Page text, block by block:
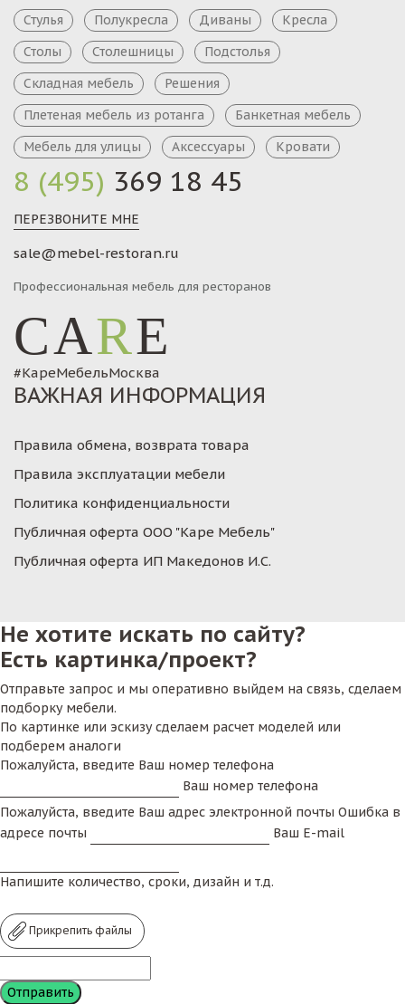
8 (495) 369 18 45
ПЕРЕЗВОНИТЕ МНЕ
sale@mebel-restoran.ru
Профессиональная мебель для ресторанов
CARE
#КареМебельМосква
Стулья Полукресла Диваны
Кресла
Столы
Столешницы
Подстолья
Складная мебель
Решения
Плетеная мебель из ротанга
Банкетная мебель
Мебель для улицы
Аксессуары Кровати
ВАЖНАЯ ИНФОРМАЦИЯ
Правила обмена, возврата товара
Правила эксплуатации мебели
Политика конфиденциальности
Публичная оферта ООО "Каре Мебель"
Публичная оферта ИП Македонов И.С.
Не хотите искать по сайту?
Есть картинка/проект?
Отправьте запрос и мы оперативно выйдем на связь, сделаем
подборку мебели.
По картинке или эскизу сделаем расчет моделей или
подберем аналоги
Пожалуйста, введите Ваш номер телефона
Ваш номер телефона
Пожалуйста, введите Ваш адрес электронной почты Ошибка в
адресе почты
Ваш E-mail
Напишите количество, сроки, дизайн и т.д.
Прикрепить файлы